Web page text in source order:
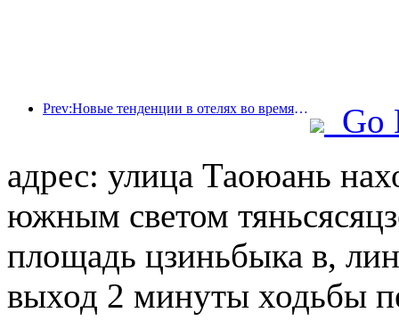
Prev:Новые тенденции в отелях во время Национального дня 2024 года: люди, пережившие нулевые, носят ханьфу и останавливаются в «государственном гостевом доме», чтобы пить чай и изучать каллиграфию, чтобы продемонстрировать культурную уверенность.
Go
адрес: улица Таоюань
южным светом
площадь цзиньбыка в,
выход 2 минуты ходьбы